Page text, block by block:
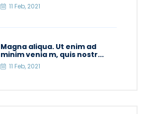
11 Feb, 2021
Magna aliqua. Ut enim ad
minim venia m, quis nostr...
11 Feb, 2021